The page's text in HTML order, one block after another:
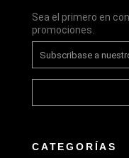
Sea el primero en
promociones.
CATEGORÍAS